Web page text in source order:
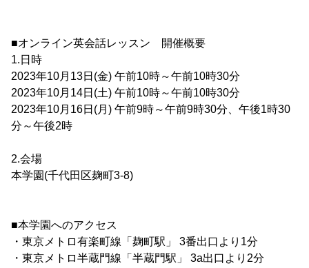
■オンライン英会話レッスン 開催概要
1.日時
2023年10月13日(金) 午前10時～午前10時30分
2023年10月14日(土) 午前10時～午前10時30分
2023年10月16日(月) 午前9時～午前9時30分、午後1時30
分～午後2時
2.会場
本学園(千代田区麹町3-8)
■本学園へのアクセス
・東京メトロ有楽町線「麹町駅」 3番出口より1分
・東京メトロ半蔵門線「半蔵門駅」 3a出口より2分